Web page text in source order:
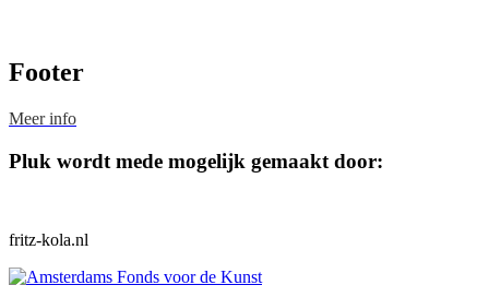
Footer
Meer info
Pluk wordt mede mogelijk gemaakt door:
fritz-kola.nl